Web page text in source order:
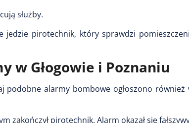
służby.
pirotechnik, który sprawdzi
w Głogowie i Poznaniu
alarmy bombowe ogłoszono również
zakończył pirotechnik. Alarm okazał się